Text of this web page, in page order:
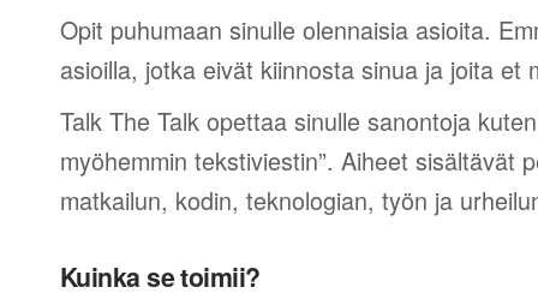
Opit puhumaan sinulle olennaisia asioita.
asioilla, jotka eivät kiinnosta sinua ja joita et
Talk The Talk opettaa sinulle sanontoja
myöhemmin tekstiviestin”. Aiheet sisältävät
matkailun, kodin, teknologian, työn ja
Kuinka se toimii?